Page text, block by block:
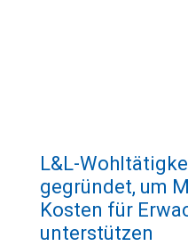
L&L-
gegründet, um
Kosten für
unterstützen